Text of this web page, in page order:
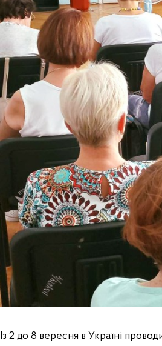
Із 2 до 8 вересня в Україні